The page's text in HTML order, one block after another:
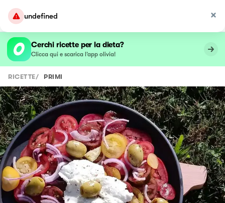
undefined
Cerchi ricette per la dieta?
Clicca qui e scarica l’app olivia!
RICETTE/ PRIMI